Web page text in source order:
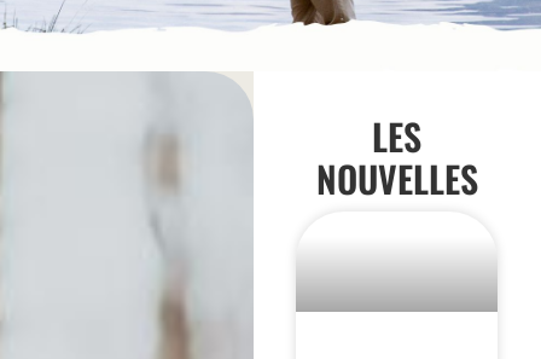
LES
NOUVELLES